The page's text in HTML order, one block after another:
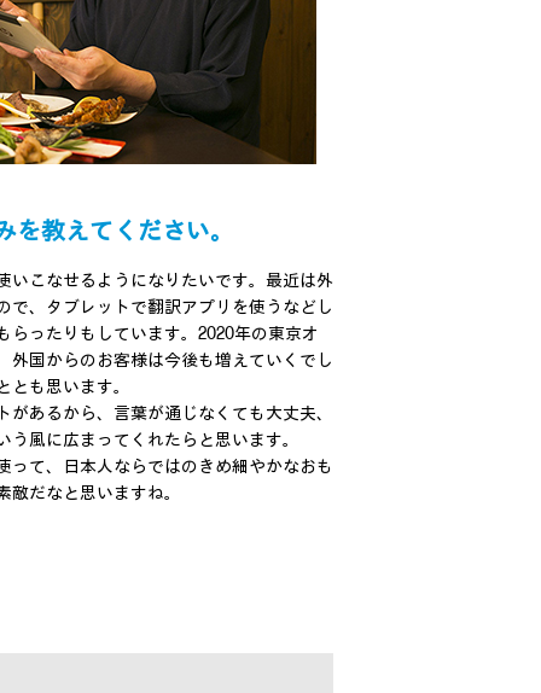
教えてください。
いこなせるようになりたいです。最近は外
で、タブレットで翻訳アプリを使うなどし
らったりもしています。2020年の東京オ
外国からのお客様は今後も増えていくでし
も思います。
あるから、言葉が通じなくても大丈夫、
風に広まってくれたらと思います。
って、日本人ならではのきめ細やかなおも
だなと思いますね。